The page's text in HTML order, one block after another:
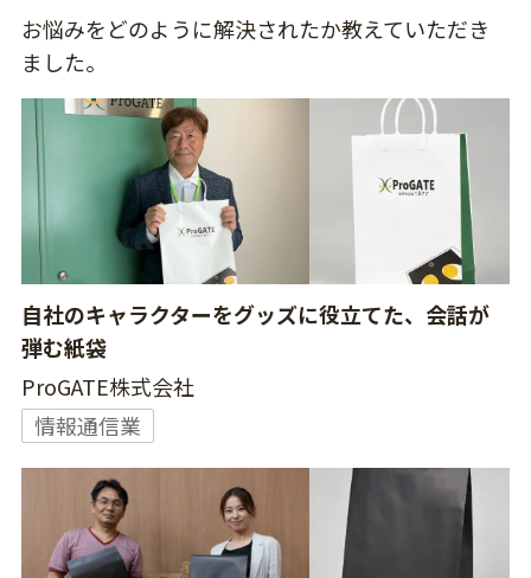
お悩みをどのように解決されたか教えていただき
ました。
自社のキャラクターをグッズに役立てた、会話が
弾む紙袋
ProGATE株式会社
情報通信業